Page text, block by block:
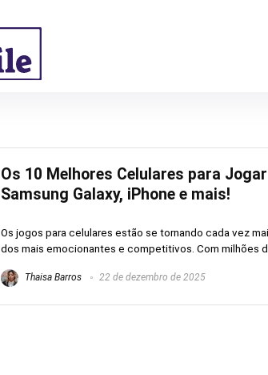
Os 10 Melhores Celulares para
Samsung Galaxy, iPhone e mais!
Os jogos para celulares estão se tornando cada vez
dos mais emocionantes e competitivos. Com milhões de
Thaisa Barros 22 de dezembro de 2025